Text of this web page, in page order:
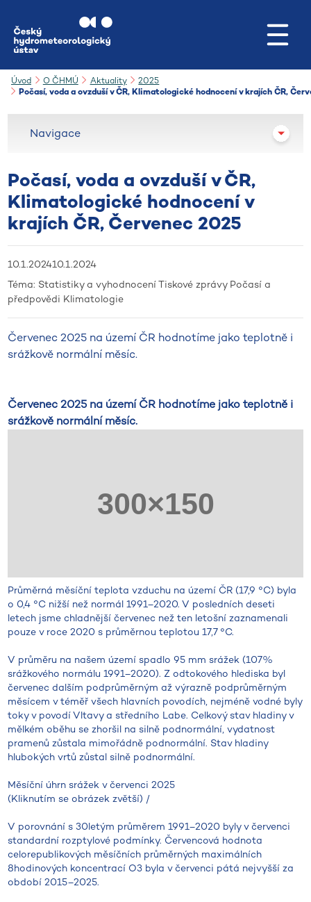
Úvod O ČHMÚ Aktuality
2025
Počasí, voda a ovzduší v ČR, Klimatologické hodnocení v krajích ČR,
Počasí, voda a ovzduší v ČR,
Klimatologické hodnocení v
krajích ČR, Červenec 2025
10.1.202410.1.2024
Téma: Statistiky a vyhodnoceníTiskové zprávy Počasí a
předpovědi Klimatologie
Červenec 2025 na území ČR hodnotíme jako teplotně i
srážkově normální měsíc.
Červenec 2025 na území ČR hodnotíme jako teplotně i
srážkově normální měsíc.
Průměrná měsíční teplota vzduchu na území ČR (17,9 °C) byla
o 0,4 °C nižší než normál 1991–2020. V posledních deseti
letech jsme chladnější červenec než ten letošní zaznamenali
pouze v roce 2020 s průměrnou teplotou 17,7 °C.
V průměru na našem území spadlo 95 mm srážek (107%
srážkového normálu 1991–2020). Z odtokového hlediska byl
červenec dalším podprůměrným až výrazně podprůměrným
měsícem v téměř všech hlavních povodích, nejméně vodné byly
toky v povodí Vltavy a středního Labe. Celkový stav hladiny v
mělkém oběhu se zhoršil na silně podnormální, vydatnost
pramenů zůstala mimořádně podnormální. Stav hladiny
hlubokých vrtů zůstal silně podnormální.
Měsíční úhrn srážek v červenci 2025
(Kliknutím se obrázek zvětší) /
V porovnání s 30letým průměrem 1991–2020 byly v červenci
standardní rozptylové podmínky. Červencová hodnota
celorepublikových měsíčních průměrných maximálních
8hodinových koncentrací O3 byla v červenci pátá nejvyšší za
období 2015–2025.
Navigace